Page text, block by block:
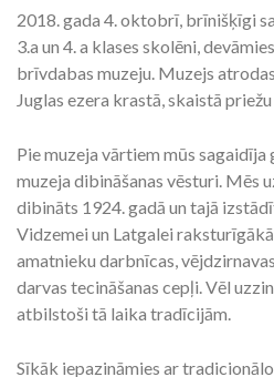
2018. gada 4. oktobrī, brīnišķīgi
3.a un 4. a klases skolēni,
brīvdabas muzeju. Muzejs
Juglas ezera krastā, skaistā
Pie muzeja vārtiem mūs
muzeja dibināšanas vēsturi. Mēs
dibināts 1924. gadā un tajā
Vidzemei un Latgalei
amatnieku darbnīcas,
darvas tecināšanas cepļi. Vēl
atbilstoši tā laika tradīcijām.
Sīkāk iepazināmies ar